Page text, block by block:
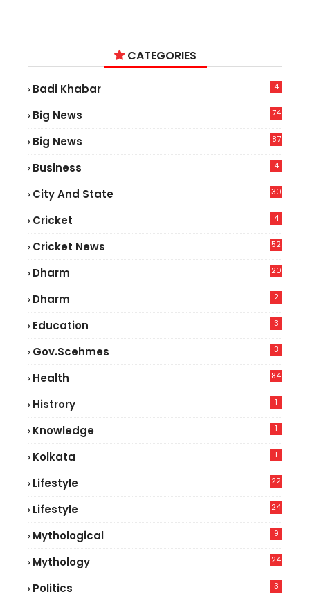
CATEGORIES
Badi Khabar 4
Big News
74
Big News
87
Business 4
City And State 30
Cricket 4
Cricket News
52
Dharm 20
Dharm 2
Education 3
Gov.scehmes 3
Health
84
Histrory 1
Knowledge 1
Kolkata 1
Lifestyle
22
Lifestyle
24
Mythological 9
Mythology 24
Politics 3